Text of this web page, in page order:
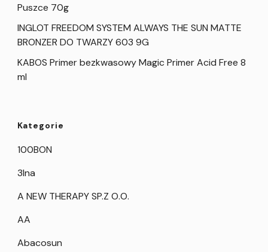
Puszce 70g
INGLOT FREEDOM SYSTEM ALWAYS THE SUN MATTE
BRONZER DO TWARZY 603 9G
KABOS Primer bezkwasowy Magic Primer Acid Free 8
ml
Kategorie
100BON
3Ina
A NEW THERAPY SP.Z O.O.
AA
Abacosun